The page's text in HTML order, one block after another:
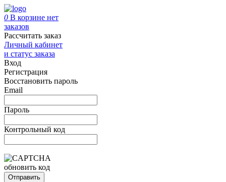
0 В корзине нет
заказов
Рассчитать заказ
Личный кабинет
и статус заказа
Вход
Регистрация
Восстановить пароль
Email
Пароль
Контрольный код
обновить код
Отправить